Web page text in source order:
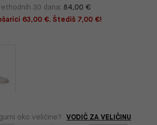
30 dana: 84,00 €
63,00 €. Štediš 7,00 €!
oko veličine? VODIČ ZA VELIČINU